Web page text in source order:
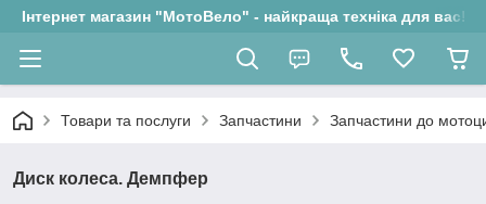
Інтернет магазин "МотоВело" - найкраща техніка для вас!
Товари та послуги Запчастини Запчастини до
Диск колеса. Демпфер